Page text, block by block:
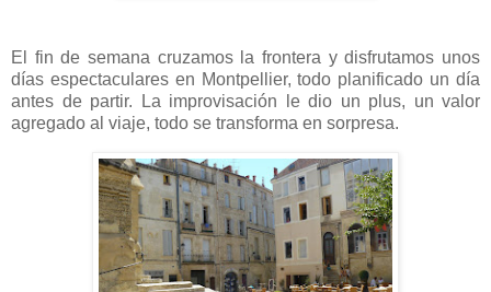
El fin de semana cruzamos la frontera y disfrutamos unos
días espectaculares en Montpellier, todo planificado un día
antes de partir. La improvisación le dio un plus, un valor
agregado al viaje, todo se transforma en sorpresa.